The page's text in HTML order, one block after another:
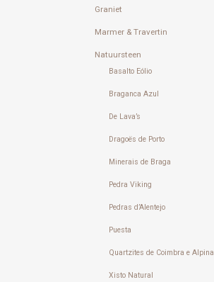
Graniet
Marmer & Travertin
Natuursteen
Basalto Eólio
Braganca Azul
De Lava’s
Dragoës de Porto
Minerais de Braga
Pedra Viking
Pedras d’Alentejo
Puesta
Quartzites de Coimbra e Alpina
Xisto Natural